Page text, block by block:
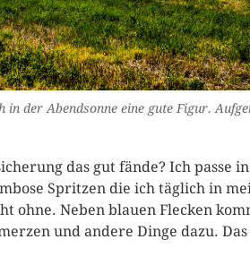
in der Abendsonne eine gute Figur.
das gut fände? Ich passe
Spritzen die ich täglich in
ohne. Neben blauen Flecken
und andere Dinge dazu. Das